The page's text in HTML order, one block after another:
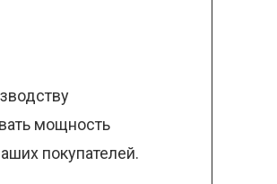
мощность
покупателей.